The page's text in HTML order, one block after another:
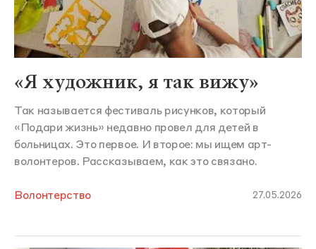
«Я художник, я так вижу»
Так называется фестиваль рисунков, который
«Подари жизнь» недавно провел для детей в
больницах. Это первое. И второе: мы ищем арт-
волонтеров. Рассказываем, как это связано.
Волонтерство 27.05.2026